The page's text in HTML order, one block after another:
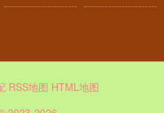
RSS地图 HTML地图